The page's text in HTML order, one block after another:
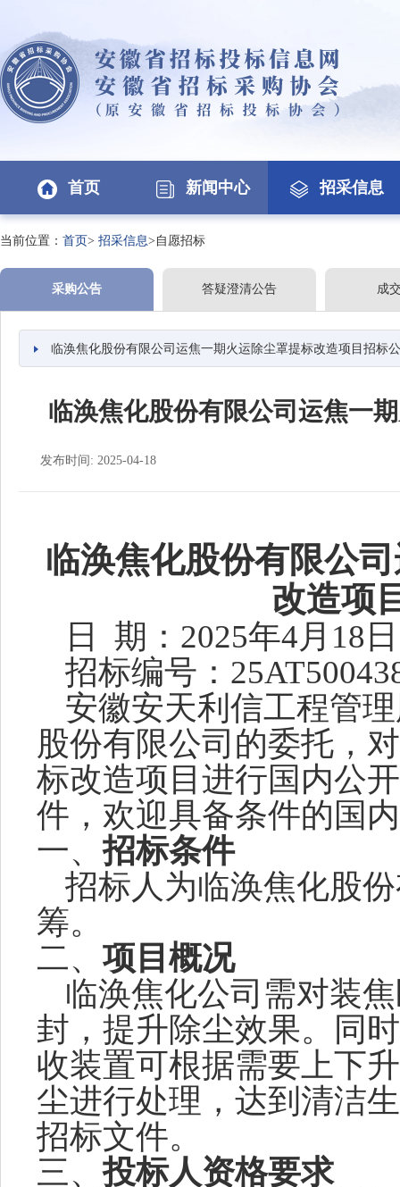
首页 新闻中心 招采信息
当前位置： 首页> 招采信息>自愿招标
采购公告 答疑澄清公告 成
临涣焦化股份有限公司运焦一期火运除尘罩提标改造项目招标
临涣焦化股份有限公司运焦一
发布时间: 2025-04-18
临涣焦化股份有限公
改造项
日 期： 2025年4月 18 日
招标编号：
安徽安天利信工程管
股份有限公司 的委托，对
标改造项目 进行国内公
件，欢迎具备条件的国
一、招标条件
招标人为临涣焦化股
筹。
二、 项目概况
临涣焦化公司需对装
封，提升除尘效果。同
收装置可根据需要上下
尘进行处理，达到清洁
招标文件。
三、投标人资格要求